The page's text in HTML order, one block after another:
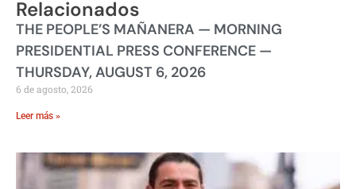
Relacionados
THE PEOPLE’S MAÑANERA — MORNING
PRESIDENTIAL PRESS CONFERENCE —
THURSDAY, AUGUST 6, 2026
6 de agosto, 2026
Leer más »